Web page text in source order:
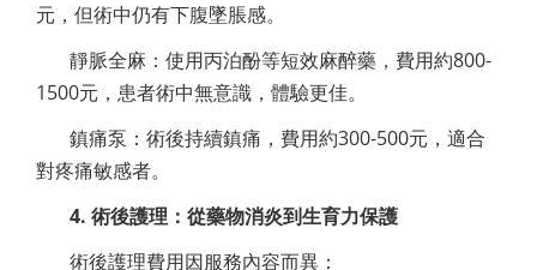
元，但術中仍有下腹墜脹感。
靜脈全麻：使用丙泊酚等短效麻醉藥，費用約800-
1500元，患者術中無意識，體驗更佳。
鎮痛泵：術後持續鎮痛，費用約300-500元，適合
對疼痛敏感者。
4. 術後護理：從藥物消炎到生育力保護
術後護理費用因服務內容而異：